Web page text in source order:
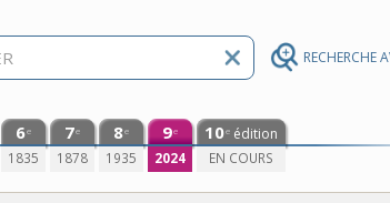
RECHERCHE
6e
1835
7e
1878
8e
1935
9e
2024
10e édition
EN COURS